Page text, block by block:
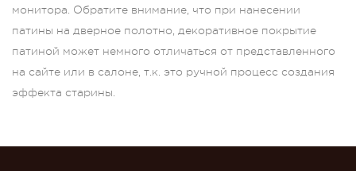
монитора. Обратите внимание, что при нанесении
патины на дверное полотно, декоративное покрытие
патиной может немного отличаться от представленного
на сайте или в салоне, т.к. это ручной процесс создания
эффекта старины.